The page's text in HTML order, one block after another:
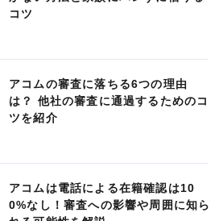
コツ
アコムの審査に落ちる6つの理由
は？ 他社の審査に通過するためのコ
ツを紹介
アコムは電話による在籍確認は10
0%なし！審査への影響や周囲に知ら